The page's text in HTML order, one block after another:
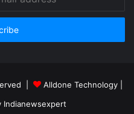
| Alldone Technology
Indianewsexpert